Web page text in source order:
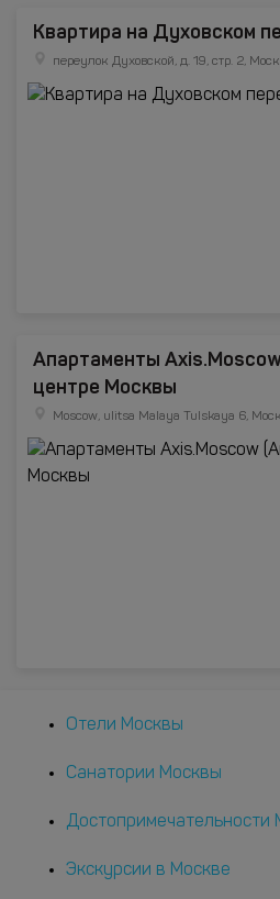
Квартира на Духовском
переулок Духовской, д. 19, стр. 2,
Апартаменты
центре Москвы
Moscow, ulitsa Malaya Tulskaya 6,
Отели Москвы
Санатории Москвы
Достопримечательности
Экскурсии в Москве